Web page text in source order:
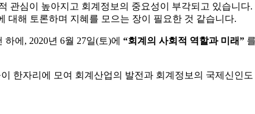
심이 높아지고 회계정보의 중요성이 부각되고 있습니다
대해 토론하며 지혜를 모으는 장이 필요한 것 같습니다.
하에, 2020년 6월 27일(토)에 “회계의 사회적 역할과 미래”
한자리에 모여 회계산업의 발전과 회계정보의 국제신인